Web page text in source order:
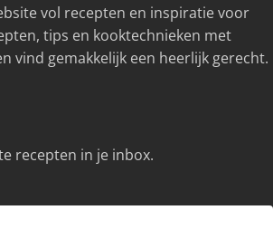
vol recepten en inspiratie voor
tips en kooktechnieken met
vind gemakkelijk een heerlijk gerecht.
recepten in je inbox.